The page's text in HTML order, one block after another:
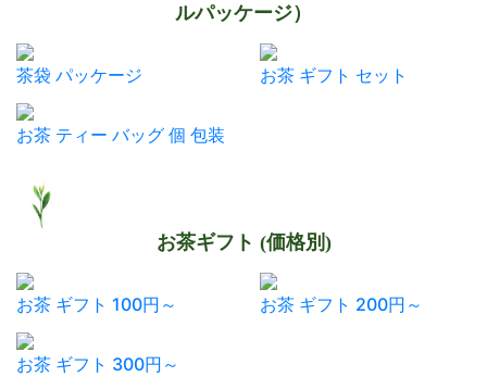
ルパッケージ）
茶袋 パッケージ お茶 ギフト セット
お茶 ティー バッグ 個 包装
お茶ギフト (価格別)
お茶 ギフト 100円～ お茶 ギフト 200円～
お茶 ギフト 300円～